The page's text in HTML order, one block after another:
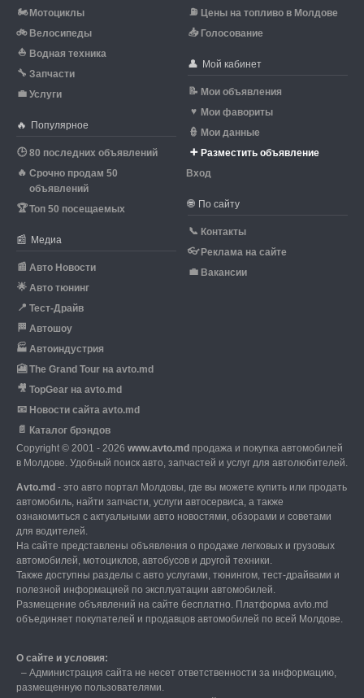
🏍 Мотоциклы
🚲 Велосипеды
⛵ Водная техника
🔧 Запчасти
💼 Услуги
🔥 Популярное
🕒 80 последних объявлений
🔥 Срочно продам 50
объявлений
🏆Топ 50 посещаемых
📰 Медиа
📰 Авто Новости
🌟 Авто тюнинг
📍 Тест-Драйв
🏁 Автошоу
🏭 Автоиндустрия
🎦 The Grand Tour на avto.md
🎥 TopGear на avto.md
📧 Новости сайта avto.md
📄 Каталог брэндов
⛽ Цены на топливо в Молдове
📥 Голосование
👤 Мой кабинет
📝 Мои объявления
♥ Мои фавориты
👮 Мои данные
➕ Разместить объявление
Вход
🌐 По сайту
📞 Контакты
👓 Реклама на сайте
💼 Вакансии
Copyright © 2001 - 2026 www.avto.md продажа и покупка автомобилей
в Молдове. Удобный поиск авто, запчастей и услуг для автолюбителей.
Avto.md - это авто портал Молдовы, где вы можете купить или продать
автомобиль, найти запчасти, услуги автосервиса, а также
ознакомиться с актуальными авто новостями, обзорами и советами
для водителей.
На сайте представлены объявления о продаже легковых и грузовых
автомобилей, мотоциклов, автобусов и другой техники.
Также доступны разделы с авто услугами, тюнингом, тест-драйвами и
полезной информацией по эксплуатации автомобилей.
Размещение объявлений на сайте бесплатно. Платформа avto.md
объединяет покупателей и продавцов автомобилей по всей Молдове.
О сайте и условия:
– Администрация сайта не несет ответственности за информацию,
размещенную пользователями.